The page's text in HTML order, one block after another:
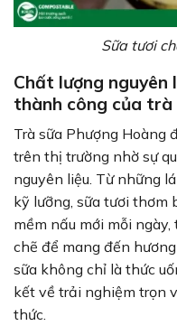
Sữa tươi
Chất lượng nguyên
thành công của trà
Trà sữa Phượng Hoàng
trên thị trường nhờ sự
nguyên liệu. Từ những
kỹ lưỡng, sữa tươi thơm
mềm nấu mới mỗi
chẽ để mang đến
sữa không chỉ là thức
kết về trải nghiệm trọn
thức.